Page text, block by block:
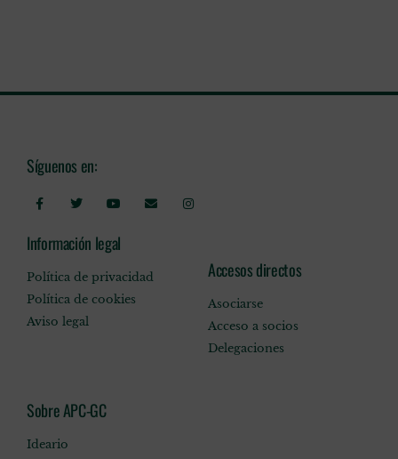
Síguenos en:
Información legal
Política de privacidad
Política de cookies
Aviso legal
Accesos directos
Asociarse
Acceso a socios
Delegaciones
Sobre APC-GC
Ideario